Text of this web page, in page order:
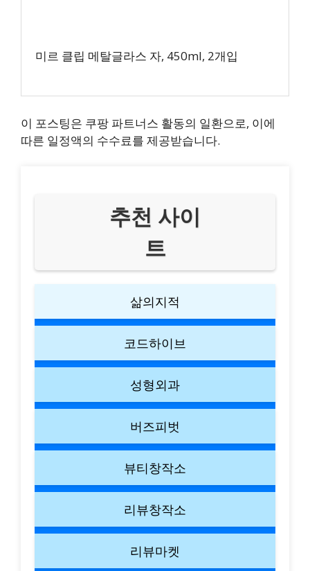
미르 클립 메탈글라스 자, 450ml, 2개입
이 포스팅은 쿠팡 파트너스 활동의 일환으로, 이에
따른 일정액의 수수료를 제공받습니다.
추천 사이
트
삶의지적
코드하이브
성형외과
버즈피벗
뷰티창작소
리뷰창작소
리뷰마켓